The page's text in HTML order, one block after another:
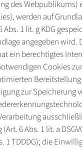
des Webpublikums)
werden auf
Abs. 1 lit. g KDG
angegeben wird.
ein berechtigtes
Cookies
Bereitstellung
zur Speicherung
6 Abs. 1 lit. a
1 TDDDG); die